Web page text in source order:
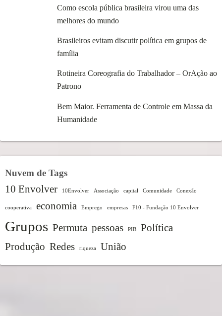
Como escola pública brasileira virou uma das
melhores do mundo
Brasileiros evitam discutir política em grupos de
família
Rotineira Coreografia do Trabalhador – OrAção ao
Patrono
Bem Maior. Ferramenta de Controle em Massa da
Humanidade
Nuvem de Tags
10 Envolver 10Envolver Associação capital Comunidade Conexão
cooperativa economia Emprego empresas F10 - Fundação 10 Envolver
Grupos Permuta pessoas PIB
Política
Produção Redes riqueza União